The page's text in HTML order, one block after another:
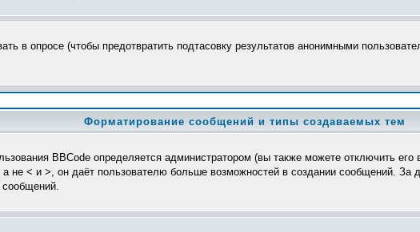
в опросе (чтобы предотвратить подтасовку результатов анонимными
Форматирование сообщений и типы создаваемых тем
BBCode определяется администратором (вы также можете отключить
не < и >, он даёт пользователю больше возможностей в создании сообщений. За
сообщений.